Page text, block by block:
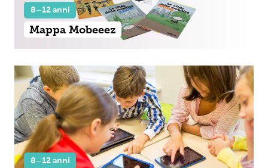
8–12 anni
Mappa Mobeeez
8–12 anni